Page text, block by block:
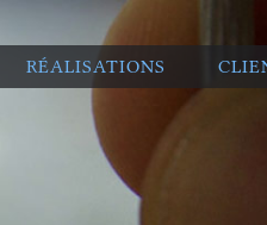
RÉALISATIONS